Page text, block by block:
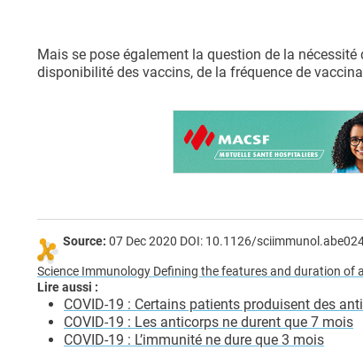
Mais se pose également la question de la
disponibilité des vaccins, de la fréquence de
Source: 07 Dec 2020 DOI: 10.1126/
Science Immunology Defining the features and duration
Lire aussi :
COVID-19 : Certains patients produisent des
COVID-19 : Les anticorps ne durent que 7 mois
COVID-19 : L’immunité ne dure que 3 mois